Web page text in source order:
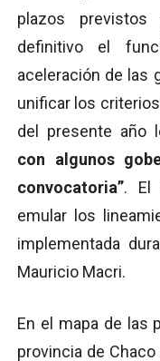
plazos previstos
definitivo el
aceleración de las
unificar los
del presente año
con algunos
convocatoria”. El
emular los
implementada
Mauricio Macri.
En el mapa de las
provincia de